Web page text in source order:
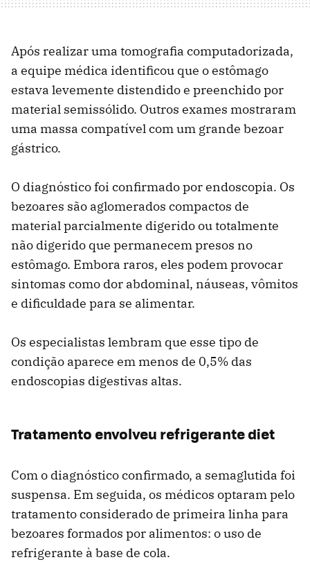
Após realizar uma tomografia computadorizada,
a equipe médica identificou que o estômago
estava levemente distendido e preenchido por
material semissólido. Outros exames mostraram
uma massa compatível com um grande bezoar
gástrico.
O diagnóstico foi confirmado por endoscopia. Os
bezoares são aglomerados compactos de
material parcialmente digerido ou totalmente
não digerido que permanecem presos no
estômago. Embora raros, eles podem provocar
sintomas como dor abdominal, náuseas, vômitos
e dificuldade para se alimentar.
Os especialistas lembram que esse tipo de
condição aparece em menos de 0,5% das
endoscopias digestivas altas.
Tratamento envolveu refrigerante diet
Com o diagnóstico confirmado, a semaglutida foi
suspensa. Em seguida, os médicos optaram pelo
tratamento considerado de primeira linha para
bezoares formados por alimentos: o uso de
refrigerante à base de cola.